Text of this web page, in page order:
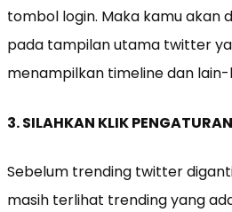
tombol login. Maka kamu akan
pada tampilan utama twitter
menampilkan timeline dan lain-
3. SILAHKAN KLIK PENGATURAN
Sebelum trending twitter
masih terlihat trending yang